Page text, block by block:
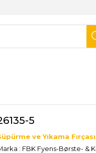
5
ve Yıkama
: FBK Fyens-Børste- &